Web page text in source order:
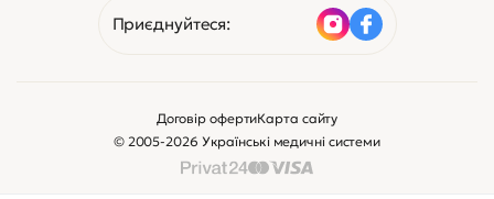
Приєднуйтеся:
© 2005-2026 Українські медичні системи
Договір офертиКарта сайту